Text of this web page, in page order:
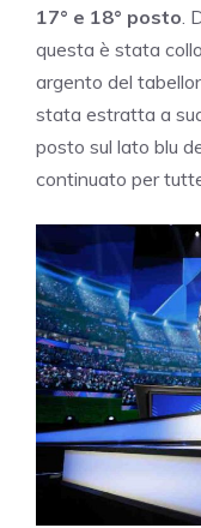
17° e 18° posto .
questa è stata
argento del
stata estratta a
posto sul lato blu
continuato per